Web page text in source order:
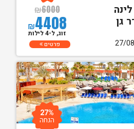
גן
₪6000
₪4408
זוג, ל-4 לילות
פרטים
27%
הנחה